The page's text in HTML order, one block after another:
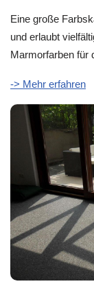
Eine große
und erlaubt
Marmorfarben für
-> Mehr erfahren